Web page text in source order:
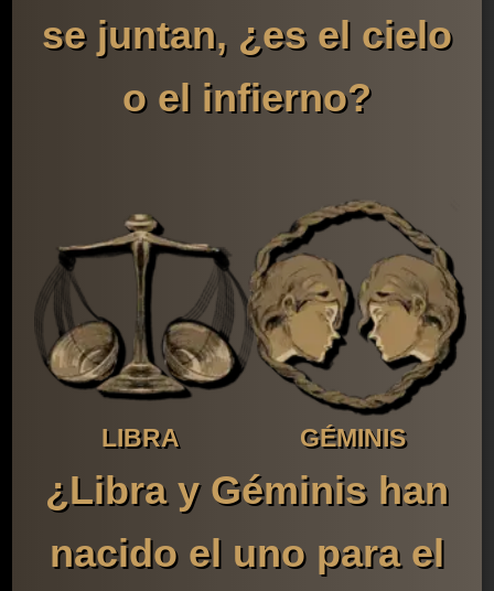
se juntan, ¿es el cielo
o el infierno?
LIBRA GÉMINIS
¿Libra y Géminis han
nacido el uno para el